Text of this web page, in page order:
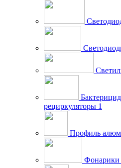
рециркуляторы 1
Профиль
Фонарики